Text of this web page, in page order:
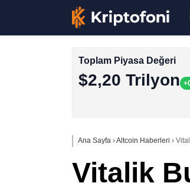
Toplam Piyasa Değeri
$2,20 Trilyon
Ana Sayfa ›Altcoin Haberleri ›
Vitalik